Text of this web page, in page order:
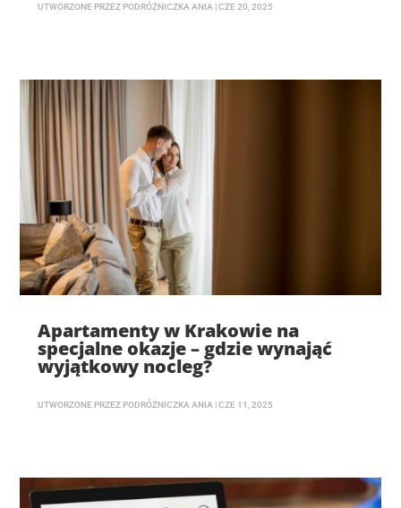
UTWORZONE PRZEZ PODRÓŻNICZKA ANIA |CZE 20, 2025
Apartamenty w Krakowie na
specjalne okazje – gdzie wynająć
wyjątkowy nocleg?
UTWORZONE PRZEZ PODRÓŻNICZKA ANIA |CZE 11, 2025